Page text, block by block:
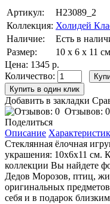
Артикул:
Н23089_2
Коллекция: Холидей
Наличие:
Есть в
Размер:
10 х 6 х 11 см
Цена: 1345 р.
Количество:
Добавить в закладки
Отзывов: 0
Поделиться
Описание
Стеклянная ёлочная
украшения: 10х6х11 см.
коллекции Вы найдете
Дедов Морозов, птиц,
оригинальных
себя и в подарок